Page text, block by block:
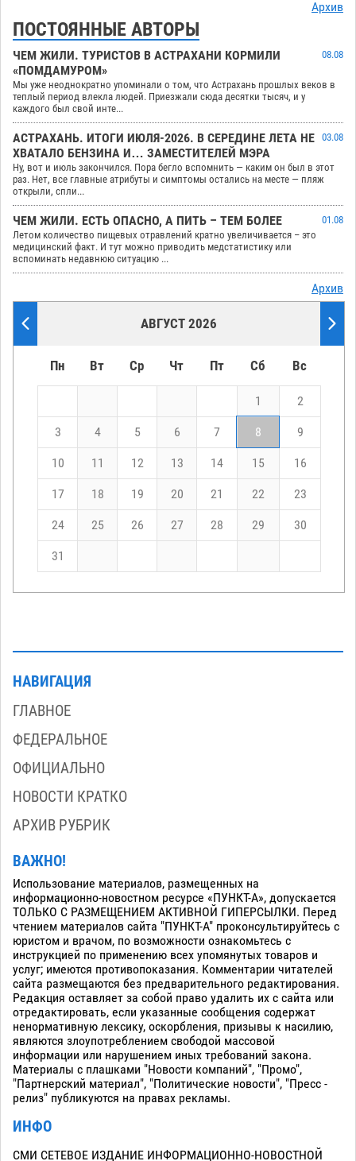
Архив
ПОСТОЯННЫЕ АВТОРЫ
ЧЕМ ЖИЛИ. ТУРИСТОВ В АСТРАХАНИ КОРМИЛИ
«ПОМДАМУРОМ»
08.08
Мы уже неоднократно упоминали о том, что Астрахань прошлых веков в
теплый период влекла людей. Приезжали сюда десятки тысяч, и у
каждого был свой инте...
АСТРАХАНЬ. ИТОГИ ИЮЛЯ-2026. В СЕРЕДИНЕ ЛЕТА НЕ
ХВАТАЛО БЕНЗИНА И… ЗАМЕСТИТЕЛЕЙ МЭРА
03.08
Ну, вот и июль закончился. Пора бегло вспомнить — каким он был в этот
раз. Нет, все главные атрибуты и симптомы остались на месте — пляж
открыли, спли...
ЧЕМ ЖИЛИ. ЕСТЬ ОПАСНО, А ПИТЬ – ТЕМ БОЛЕЕ
01.08
Летом количество пищевых отравлений кратно увеличивается – это
медицинский факт. И тут можно приводить медстатистику или
вспоминать недавнюю ситуацию ...
Архив
АВГУСТ 2026
Пн Вт Ср Чт Пт Сб Вс
1 2
3 4 5 6 7 8 9
10 11 12 13 14 15 16
17 18 19 20 21 22 23
24 25 26 27 28 29 30
31
НАВИГАЦИЯ
ГЛАВНОЕ
ФЕДЕРАЛЬНОЕ
ОФИЦИАЛЬНО
НОВОСТИ КРАТКО
АРХИВ РУБРИК
ВАЖНО!
Использование материалов, размещенных на
информационно-новостном ресурсе «ПУНКТ-А», допускается
ТОЛЬКО С РАЗМЕЩЕНИЕМ АКТИВНОЙ ГИПЕРСЫЛКИ. Перед
чтением материалов сайта "ПУНКТ-А" проконсультируйтесь с
юристом и врачом, по возможности ознакомьтесь с
инструкцией по применению всех упомянутых товаров и
услуг; имеются противопоказания. Комментарии читателей
сайта размещаются без предварительного редактирования.
Редакция оставляет за собой право удалить их с сайта или
отредактировать, если указанные сообщения содержат
ненормативную лексику, оскорбления, призывы к насилию,
являются злоупотреблением свободой массовой
информации или нарушением иных требований закона.
Материалы с плашками "Новости компаний", "Промо",
"Партнерский материал", "Политические новости", "Пресс -
релиз" публикуются на правах рекламы.
ИНФО
СМИ СЕТЕВОЕ ИЗДАНИЕ ИНФОРМАЦИОННО-НОВОСТНОЙ